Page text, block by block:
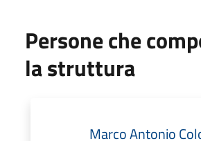
Persone che
la struttura
Marco Antonio